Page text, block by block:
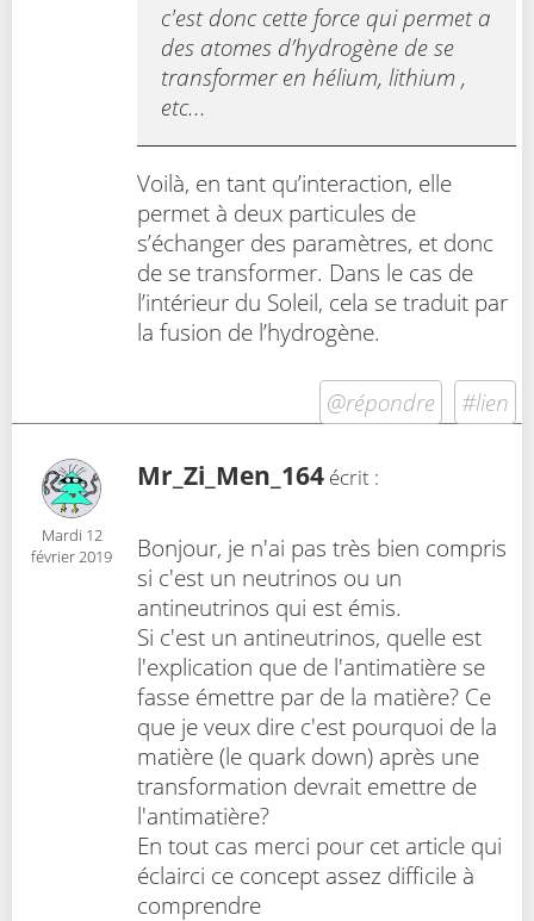
c'est donc cette force qui permet a
des atomes d’hydrogène de se
transformer en hélium, lithium ,
etc...
Voilà, en tant qu’interaction, elle
permet à deux particules de
s’échanger des paramètres, et donc
de se transformer. Dans le cas de
l’intérieur du Soleil, cela se traduit par
la fusion de l’hydrogène.
@répondre #lien
Mardi 12
février 2019
Mr_Zi_Men_164 écrit :
Bonjour, je n'ai pas très bien compris
si c'est un neutrinos ou un
antineutrinos qui est émis.
Si c'est un antineutrinos, quelle est
l'explication que de l'antimatière se
fasse émettre par de la matière? Ce
que je veux dire c'est pourquoi de la
matière (le quark down) après une
transformation devrait emettre de
l'antimatière?
En tout cas merci pour cet article qui
éclairci ce concept assez difficile à
comprendre